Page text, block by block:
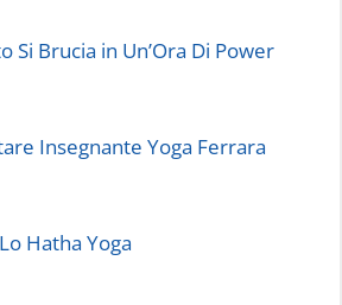
Si Brucia in Un’Ora Di Power
Insegnante Yoga Ferrara
Hatha Yoga